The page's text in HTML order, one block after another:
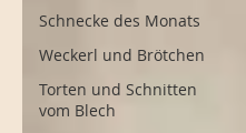
Schnecke des Monats
Weckerl und Brötchen
Torten und Schnitten
vom Blech